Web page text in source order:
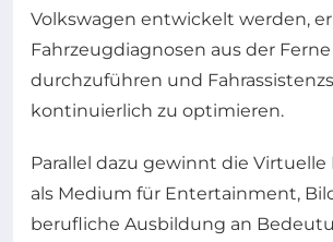
Volkswagen entwickelt werden,
Fahrzeugdiagnosen aus der Ferne
durchzuführen und
kontinuierlich zu optimieren.
Parallel dazu gewinnt die Virtuelle
als Medium für Entertainment,
berufliche Ausbildung an